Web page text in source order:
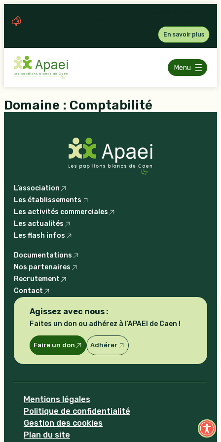
au
En savoir plus
Menu
Domaine : Comptabilité
L’association
Les établissements
Les activités commerciales
Les actualités
Les flash infos
Documentations
Nos partenaires
Recrutement
Contact
Agissez avec nous :
Faites un don ou adhérez à l’APAEI de Caen !
Faire un don Adhérer
Mentions légales
Politique de confidentialité
Gestion des cookies
Plan du site
Ouvrir